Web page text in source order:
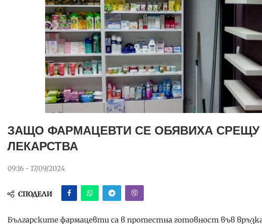
ЗАЩО ФАРМАЦЕВТИ СЕ ОБЯВИХА
ЛЕКАРСТВА
09:16 - 17/09/2024
СПОДЕЛИ
Българските фармацевти са в протестна готовност във